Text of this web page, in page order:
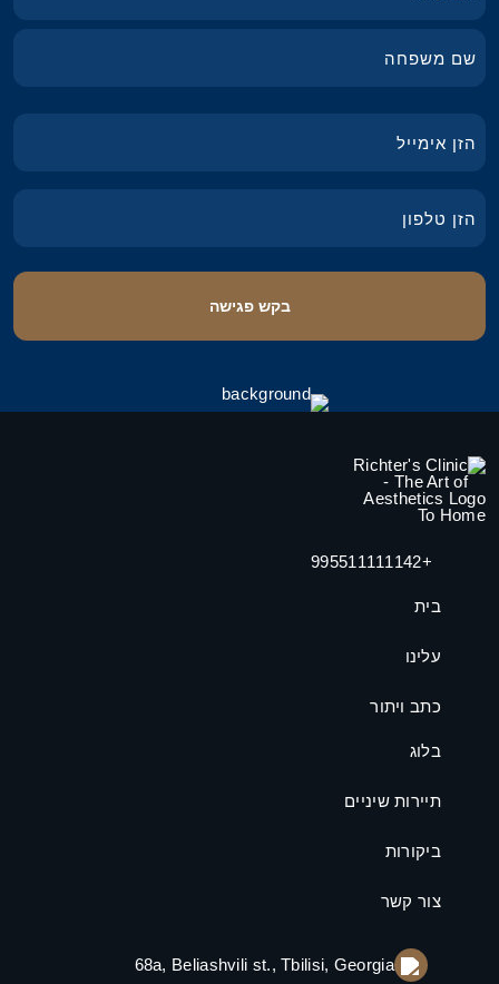
+995511111142
בית
עלינו
כתב ויתור
בלוג
תיירות שיניים
ביקורות
צור קשר
68a, Beliashvili st., Tbilisi, Georgia